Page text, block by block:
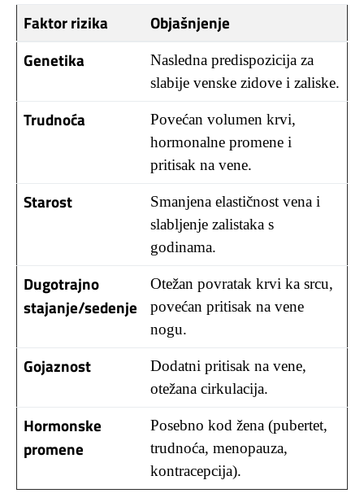
Faktor rizika
Objašnjenje
Genetika
Nasledna predispozicija za
slabije venske zidove i zaliske.
Trudnoća
Povećan volumen krvi,
hormonalne promene i
pritisak na vene.
Starost
Smanjena elastičnost vena i
slabljenje zalistaka s
godinama.
Dugotrajno
stajanje/sedenje
Otežan povratak krvi ka srcu,
povećan pritisak na vene
nogu.
Gojaznost
Dodatni pritisak na vene,
otežana cirkulacija.
Hormonske
promene
Posebno kod žena (pubertet,
trudnoća, menopauza,
kontracepcija).